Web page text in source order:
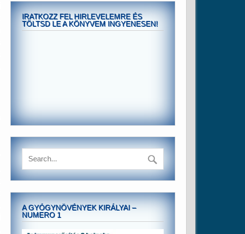
IRATKOZZ FEL HIRLEVELEMRE ÉS
TÖLTSD LE A KÖNYVEM INGYENESEN!
A GYÓGYNÖVÉNYEK KIRÁLYAI –
NUMERO 1